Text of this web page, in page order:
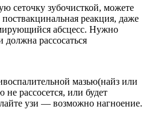
сеточку зубочисткой, можете
реакция, даже
абсцесс. Нужно
должна рассосаться
мазью(найз или
рассосется, или будет
узи — возможно нагноение.